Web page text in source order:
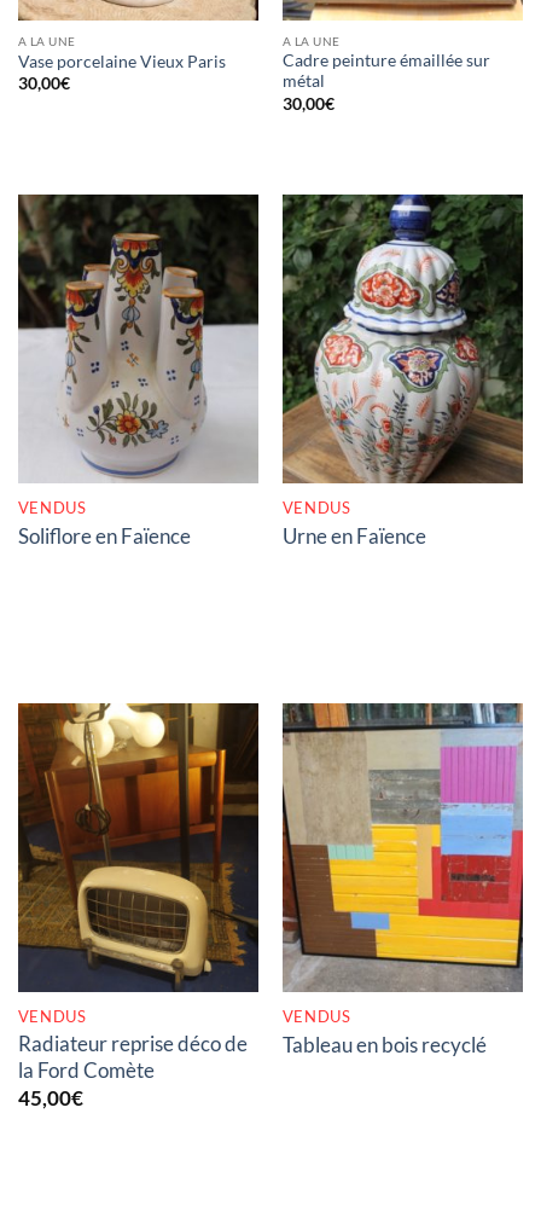
A LA UNE
Vase porcelaine Vieux Paris
30,00€
A LA UNE
Cadre peinture émaillée sur
métal
30,00€
RUPTURE DE STOCK
VENDUS
Soliflore en Faïence
RUPTURE DE STOCK
VENDUS
Urne en Faïence
RUPTURE DE STOCK
VENDUS
Radiateur reprise déco de
la Ford Comète
45,00€
RUPTURE DE STOCK
VENDUS
Tableau en bois recyclé